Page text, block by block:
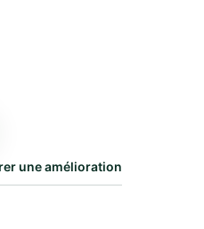
une amélioration